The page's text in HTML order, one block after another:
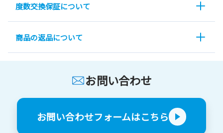
度数交換保証について
商品の返品について
お問い合わせ
お問い合わせフォームはこちら